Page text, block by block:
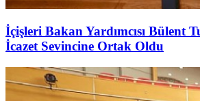
İçişleri Bakan Yardımcısı Bülent
İcazet Sevincine Ortak Oldu